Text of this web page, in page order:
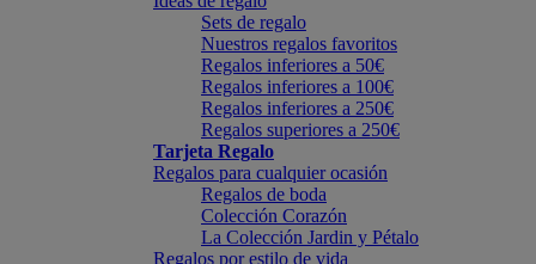
Sets de regalo
Nuestros regalos favoritos
Regalos inferiores a 50€
Regalos inferiores a 100€
Regalos inferiores a 250€
Regalos superiores a 250€
Tarjeta Regalo
Regalos para cualquier ocasión
Regalos de boda
Colección Corazón
La Colección Jardin y Pétalo
Regalos por estilo de vida